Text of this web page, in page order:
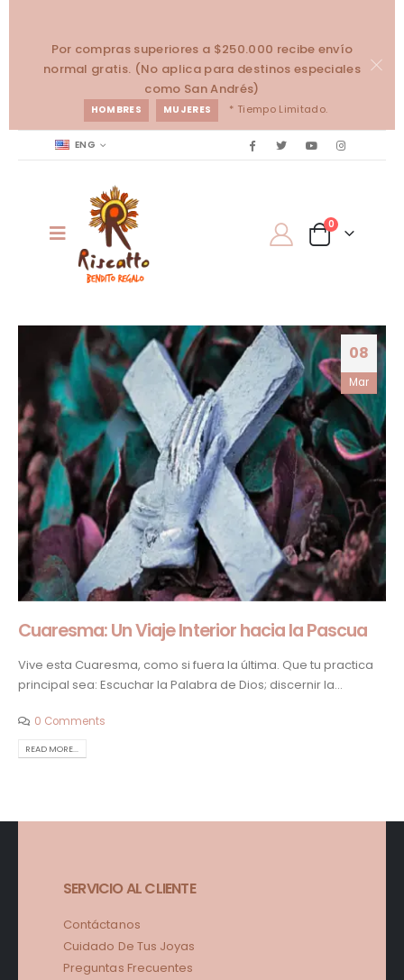
Por compras superiores a $250.000 recibe envío
normal gratis. (No aplica para destinos especiales
como San Andrés)
HOMBRES MUJERES * Tiempo Limitado.
ENG
0
08
Mar
Cuaresma: Un Viaje Interior hacia la Pascua
Vive esta Cuaresma, como si fuera la última. Que tu practica
principal sea: Escuchar la Palabra de Dios; discernir la...
0 Comments
READ MORE...
SERVICIO AL CLIENTE
Contáctanos
Cuidado De Tus Joyas
Preguntas Frecuentes